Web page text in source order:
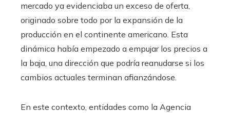
mercado ya evidenciaba un exceso de oferta,
originado sobre todo por la expansión de la
producción en el continente americano. Esta
dinámica había empezado a empujar los precios a
la baja, una dirección que podría reanudarse si los
cambios actuales terminan afianzándose.
En este contexto, entidades como la Agencia